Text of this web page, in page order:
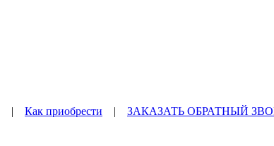
| Как приобрести | ЗАКАЗАТЬ ОБРАТНЫЙ